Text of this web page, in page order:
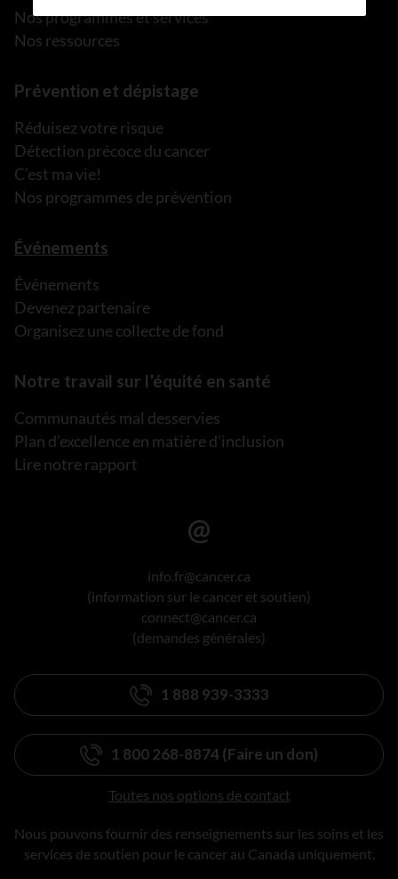
Nos programmes et services
Nos ressources
Prévention et dépistage
Réduisez votre risque
Détection précoce du cancer
C’est ma vie!
Nos programmes de prévention
Événements
Événements
Devenez partenaire
Organisez une collecte de fond
Notre travail sur l’équité en santé
Communautés mal desservies
Plan d’excellence en matière d’inclusion
Lire notre rapport
info.fr@cancer.ca
(information sur le cancer et soutien)
connect@cancer.ca
(demandes générales)
1 888 939-3333
1 800 268-8874 (Faire un don)
Toutes nos options de contact
Nous pouvons fournir des renseignements sur les soins et les
services de soutien pour le cancer au Canada uniquement.